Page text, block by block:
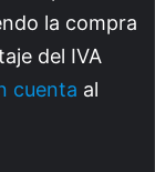
la compra
del IVA
cuenta al